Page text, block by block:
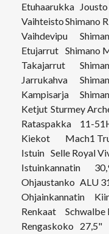
Etuhaarukka
VaihteistoShimano
Vaihdevipu
Etujarrut Shimano
Takajarrut
Jarrukahva
Kampisarja
Ketjut Sturmey
Rataspakka
11-
Kiekot
Mach1
Istuin Selle Royal
Istuinkannatin
Ohjaustanko ALU
Ohjainkannatin
Renkaat
Schwalbe
Rengaskoko
27,5"